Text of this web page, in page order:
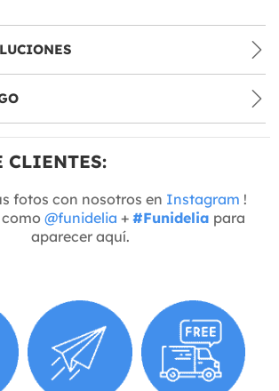
CLIENTES:
fotos con nosotros en Instagram !
@funidelia + #Funidelia para
aparecer aquí.